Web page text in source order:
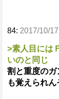
84: 2017/10/
>素人目には
いのと同じ
割と重度の
も覚えられん